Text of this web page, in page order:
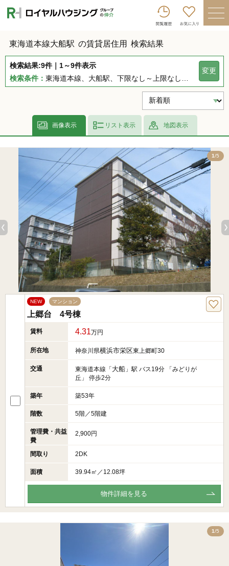
東海道本線大船駅 の賃貸居住用 検索結果
検索結果:9件｜1～9件表示
検索条件： 東海道本線、大船駅、下限なし～上限なし、指定しない、指定なし、指定しない、下限なし～上限なし、指定なし
変更
画像表示 リスト表示 地図表示
1/5
NEW マンション
上郷台 4号棟
賃料 4.31万円
所在地 神奈川県横浜市栄区東上郷町30
交通 東海道本線「 大船 」駅 バス19分 「みどりが
丘」 停歩2分
築年 築53年
階数 5階／5階建
管理費・共益
費
2,900円
間取り 2DK
面積 39.94㎡／12.08坪
物件詳細を見る
1/5
ロイヤルハウジンググループトップへ
売りたい
借りたい
店舗を探す
企業情報
ログイン 会員登録